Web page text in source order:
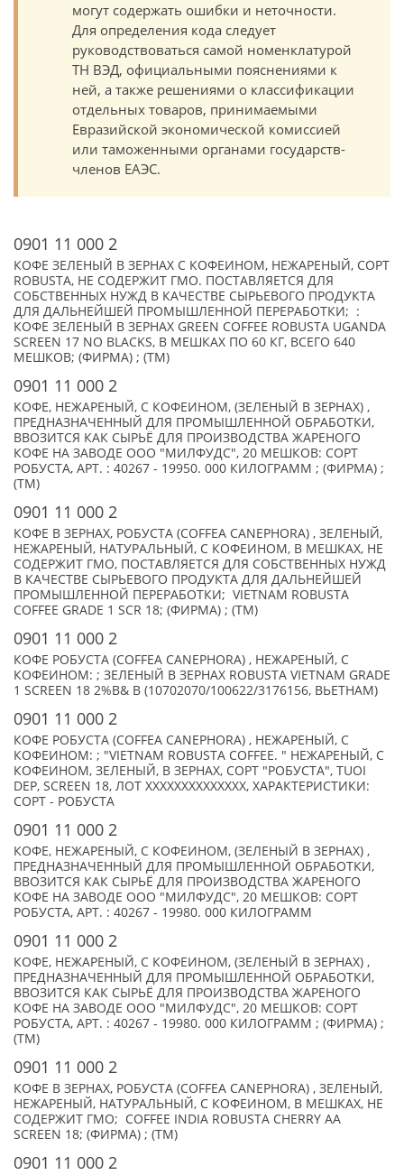
могут содержать ошибки и неточности.
Для определения кода следует
руководствоваться самой номенклатурой
ТН ВЭД, официальными пояснениями к
ней, а также решениями о классификации
отдельных товаров, принимаемыми
Евразийской экономической комиссией
или таможенными органами государств-
членов ЕАЭС.
0901 11 000 2
КОФЕ ЗЕЛЕНЫЙ В ЗЕРНАХ С КОФЕИНОМ, НЕЖАРЕНЫЙ, СОРТ
ROBUSTA, НЕ СОДЕРЖИТ ГМО. ПОСТАВЛЯЕТСЯ ДЛЯ
СОБСТВЕННЫХ НУЖД В КАЧЕСТВЕ СЫРЬЕВОГО ПРОДУКТА
ДЛЯ ДАЛЬНЕЙШЕЙ ПРОМЫШЛЕННОЙ ПЕРЕРАБОТКИ; :
КОФЕ ЗЕЛЕНЫЙ В ЗЕРНАХ GREEN COFFEE ROBUSTA UGANDA
SCREEN 17 NO BLACKS, В МЕШКАХ ПО 60 КГ, ВСЕГО 640
МЕШКОВ; (ФИРМА) ; (TM)
0901 11 000 2
КОФЕ, НЕЖАРЕНЫЙ, С КОФЕИНОМ, (ЗЕЛЕНЫЙ В ЗЕРНАХ) ,
ПРЕДНАЗНАЧЕННЫЙ ДЛЯ ПРОМЫШЛЕННОЙ ОБРАБОТКИ,
ВВОЗИТСЯ КАК СЫРЬЁ ДЛЯ ПРОИЗВОДСТВА ЖАРЕНОГО
КОФЕ НА ЗАВОДЕ ООО "МИЛФУДС", 20 МЕШКОВ: СОРТ
РОБУСТА, АРТ. : 40267 - 19950. 000 КИЛОГРАММ ; (ФИРМА) ;
(TM)
0901 11 000 2
КОФЕ В ЗЕРНАХ, РОБУСТА (COFFEA CANEPHORA) , ЗЕЛЕНЫЙ,
НЕЖАРЕНЫЙ, НАТУРАЛЬНЫЙ, С КОФЕИНОМ, В МЕШКАХ, НЕ
СОДЕРЖИТ ГМО, ПОСТАВЛЯЕТСЯ ДЛЯ СОБСТВЕННЫХ НУЖД
В КАЧЕСТВЕ СЫРЬЕВОГО ПРОДУКТА ДЛЯ ДАЛЬНЕЙШЕЙ
ПРОМЫШЛЕННОЙ ПЕРЕРАБОТКИ; VIETNAM ROBUSTA
COFFEE GRADE 1 SCR 18; (ФИРМА) ; (TM)
0901 11 000 2
КОФЕ РОБУСТА (COFFEA CANEPHORA) , НЕЖАРЕНЫЙ, С
КОФЕИНОМ: ; ЗЕЛЕНЫЙ В ЗЕРНАХ ROBUSTA VIETNAM GRADE
1 SCREEN 18 2%B& B (10702070/100622/3176156, ВЬЕТНАМ)
0901 11 000 2
КОФЕ РОБУСТА (COFFEA CANEPHORA) , НЕЖАРЕНЫЙ, С
КОФЕИНОМ: ; "VIETNAM ROBUSTA COFFEE. " НЕЖАРЕНЫЙ, С
КОФЕИНОМ, ЗЕЛЕНЫЙ, В ЗЕРНАХ, СОРТ "РОБУСТА", TUOI
DEP, SCREEN 18, ЛОТ XXXXXXXXXXXXXX, ХАРАКТЕРИСТИКИ:
СОРТ - РОБУСТА
0901 11 000 2
КОФЕ, НЕЖАРЕНЫЙ, С КОФЕИНОМ, (ЗЕЛЕНЫЙ В ЗЕРНАХ) ,
ПРЕДНАЗНАЧЕННЫЙ ДЛЯ ПРОМЫШЛЕННОЙ ОБРАБОТКИ,
ВВОЗИТСЯ КАК СЫРЬЁ ДЛЯ ПРОИЗВОДСТВА ЖАРЕНОГО
КОФЕ НА ЗАВОДЕ ООО "МИЛФУДС", 20 МЕШКОВ: СОРТ
РОБУСТА, АРТ. : 40267 - 19980. 000 КИЛОГРАММ
0901 11 000 2
КОФЕ, НЕЖАРЕНЫЙ, С КОФЕИНОМ, (ЗЕЛЕНЫЙ В ЗЕРНАХ) ,
ПРЕДНАЗНАЧЕННЫЙ ДЛЯ ПРОМЫШЛЕННОЙ ОБРАБОТКИ,
ВВОЗИТСЯ КАК СЫРЬЁ ДЛЯ ПРОИЗВОДСТВА ЖАРЕНОГО
КОФЕ НА ЗАВОДЕ ООО "МИЛФУДС", 20 МЕШКОВ: СОРТ
РОБУСТА, АРТ. : 40267 - 19980. 000 КИЛОГРАММ ; (ФИРМА) ;
(TM)
0901 11 000 2
КОФЕ В ЗЕРНАХ, РОБУСТА (COFFEA CANEPHORA) , ЗЕЛЕНЫЙ,
НЕЖАРЕНЫЙ, НАТУРАЛЬНЫЙ, С КОФЕИНОМ, В МЕШКАХ, НЕ
СОДЕРЖИТ ГМО; COFFEE INDIA ROBUSTA CHERRY AA
SCREEN 18; (ФИРМА) ; (TM)
0901 11 000 2